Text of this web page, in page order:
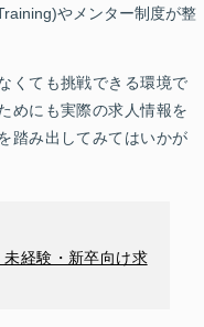
やメンター制度が整
くても挑戦できる環境で
めにも実際の求人情報を
踏み出してみてはいかが
経験・新卒向け求